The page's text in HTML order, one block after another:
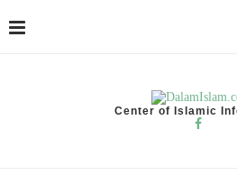
Center of Islamic